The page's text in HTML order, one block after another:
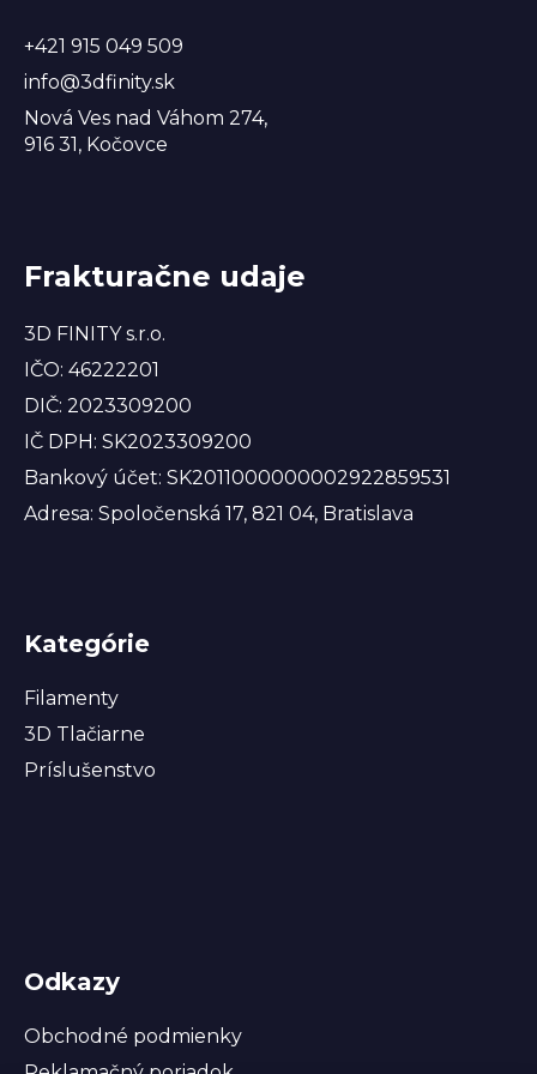
+421 915 049 509
info@3dfinity.sk
Nová Ves nad Váhom 274,
916 31, Kočovce
Frakturačne udaje
3D FINITY s.r.o.
IČO: 46222201
DIČ: 2023309200
IČ DPH: SK2023309200
Bankový účet: SK2011000000002922859531
Adresa: Spoločenská 17, 821 04, Bratislava
Kategórie
Filamenty
3D Tlačiarne
Príslušenstvo
Odkazy
Obchodné podmienky